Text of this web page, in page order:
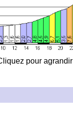
pour agrandir